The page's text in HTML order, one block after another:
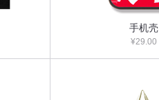
手机壳
¥29.00